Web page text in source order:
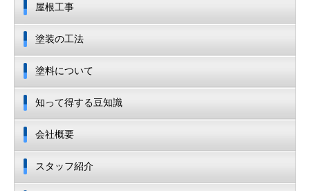
屋根工事
塗装の工法
塗料について
知って得する豆知識
会社概要
スタッフ紹介